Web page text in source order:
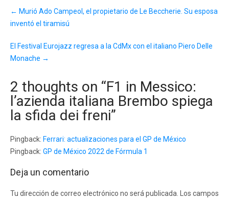
navigation
← Murió Ado Campeol, el propietario de Le Beccherie. Su esposa
inventó el tiramisú
El Festival Eurojazz regresa a la CdMx con el italiano Piero Delle
Monache →
2 thoughts on “F1 in Messico:
l’azienda italiana Brembo spiega
la sfida dei freni”
Pingback: Ferrari: actualizaciones para el GP de México
Pingback: GP de México 2022 de Fórmula 1
Deja un comentario
Tu dirección de correo electrónico no será publicada.
Los campos